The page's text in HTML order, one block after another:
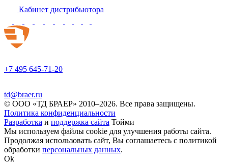
Кабинет дистрибьютора
+7 495 645-71-20
td@braer.ru
© OOO «ТД БРАЕР» 2010–2026. Все права защищены.
Политика конфиденциальности
Разработка и поддержка сайта Тойми
Мы используем файлы cookie для улучшения работы сайта.
Продолжая использовать сайт, Вы соглашаетесь с политикой
обработки персональных данных.
Ok